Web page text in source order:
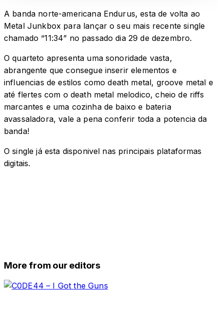
A banda norte-americana Endurus, esta de volta ao
Metal Junkbox para lançar o seu mais recente single
chamado “11:34” no passado dia 29 de dezembro.
O quarteto apresenta uma sonoridade vasta,
abrangente que consegue inserir elementos e
influencias de estilos como death metal, groove metal e
até flertes com o death metal melodico, cheio de riffs
marcantes e uma cozinha de baixo e bateria
avassaladora, vale a pena conferir toda a potencia da
banda!
O single já esta disponivel nas principais plataformas
digitais.
More from our editors